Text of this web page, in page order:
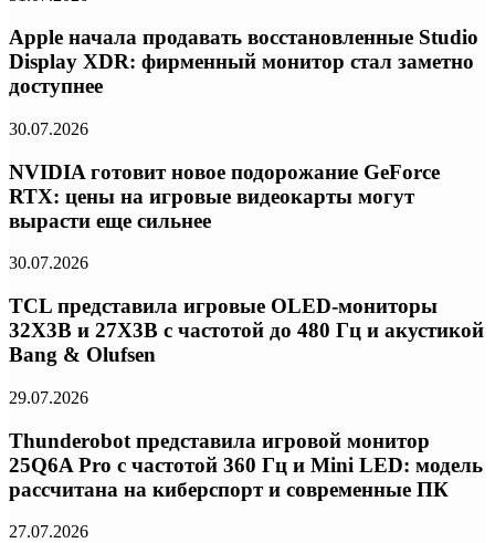
Apple начала продавать восстановленные Studio
Display XDR: фирменный монитор стал заметно
доступнее
30.07.2026
NVIDIA готовит новое подорожание GeForce
RTX: цены на игровые видеокарты могут
вырасти еще сильнее
30.07.2026
TCL представила игровые OLED-мониторы
32X3B и 27X3B с частотой до 480 Гц и акустикой
Bang & Olufsen
29.07.2026
Thunderobot представила игровой монитор
25Q6A Pro с частотой 360 Гц и Mini LED: модель
рассчитана на киберспорт и современные ПК
27.07.2026